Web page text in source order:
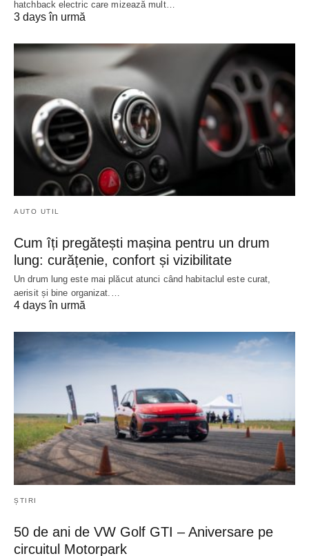
hatchback electric care mizează mult…
3 days în urmă
AUTO UTIL
Cum îți pregătești mașina pentru un drum
lung: curățenie, confort și vizibilitate
Un drum lung este mai plăcut atunci când habitaclul este curat,
aerisit și bine organizat.…
4 days în urmă
ȘTIRI
50 de ani de VW Golf GTI – Aniversare pe
circuitul Motorpark